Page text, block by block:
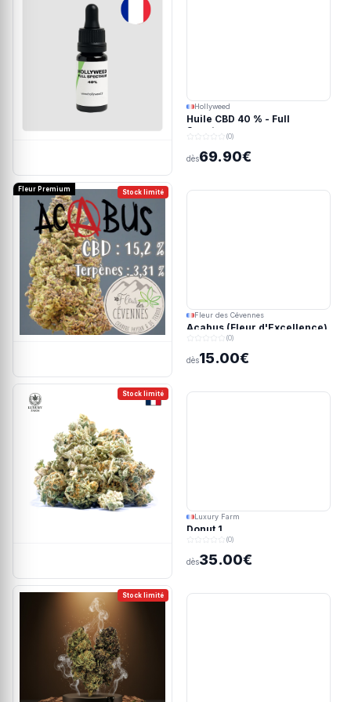
Hollyweed
Huile CBD 40 % - Full
Spectrum
(0)
dès69.90€
Stock limité
Fleur Premium
Fleur des Cévennes
Acabus (Fleur d'Excellence)
(0)
dès15.00€
Stock limité
Luxury Farm
Donut 1
(0)
dès35.00€
Stock limité